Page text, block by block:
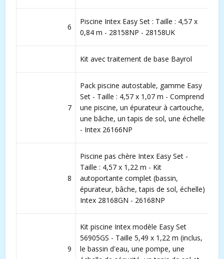
6
Piscine Intex Easy Set : Taille : 4,57 x
0,84 m - 28158NP - 28158UK
Kit avec traitement de base Bayrol
7
Pack piscine autostable, gamme Easy
Set - Taille : 4,57 x 1,07 m - Comprend
une piscine, un épurateur à cartouche,
une bâche, un tapis de sol, une échelle
- Intex 26166NP
8
Piscine pas chère Intex Easy Set -
Taille : 4,57 x 1,22 m - Kit
autoportante complet (bassin,
épurateur, bâche, tapis de sol, échelle)
Intex 28168GN - 26168NP
9
Kit piscine Intex modèle Easy Set
56905GS - Taille 5,49 x 1,22 m (inclus,
le bassin d'eau, une pompe, une